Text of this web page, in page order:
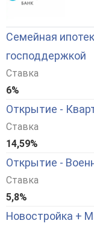
Семейная
господдержкой
Ставка
6%
Открытие -
Ставка
14,59%
Открытие -
Ставка
5,8%
Новостройка +